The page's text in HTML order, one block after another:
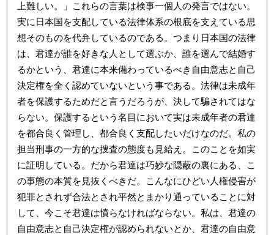
上難しい。」これらの言葉は検事一個人の発言ではない。
実に日本国を支配している法律体系の根底を支えている思
想そのものを代弁しているのである。つまり日本国の法律
は、君達が誰を好きな人として選ぶか、誰を選んで結婚す
るかという、君達に本来備わっているべき自由意志と自己
決定権を全く認めていないという事である。法律は未成年
者を保護するためだと言うだろうが、決して騙されてはな
らない。保護するという名目において実は未成年者の君達
を都合良く管理し、都合良く支配したいだけなのだ。私の
担当刑事の一方的な捜査の態度も見給え。このことを如実
に証明している。だから君達は巧妙な隠蔽の裏にある、こ
の事態の本質を見抜くべきだ。こんなにひどい人権侵害が
犯罪とされず合法とされ平然とまかり通っていることに対
して、今こそ君達は憤らなければならない。私は、君達の
自由意志と自己決定権が認められないとか、君達の自由意